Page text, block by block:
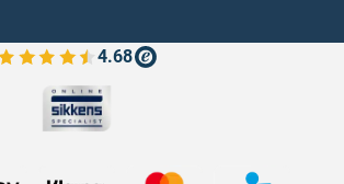
4.68
Bekijk de verfplaza beoordelingen